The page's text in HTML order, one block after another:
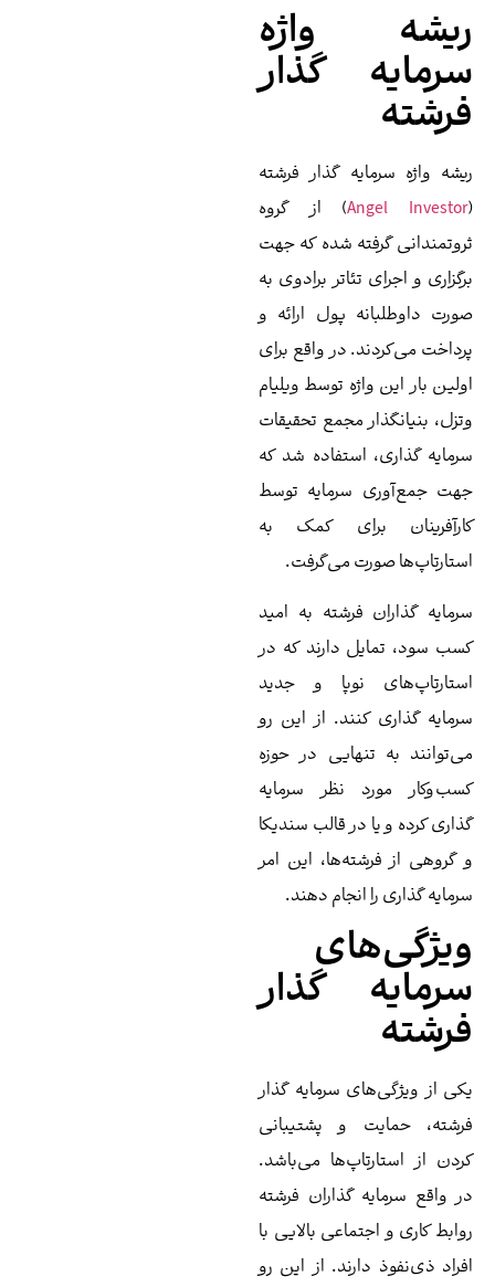
واژه
گذار
واژه سرمایه گذار فرشته
Angel) از گروه
گرفته شده که جهت
و اجرای تئاتر برادوی به
داوطلبانه پول ارائه و
می‌کردند. در واقع برای
بار این واژه توسط ویلیام
بنیانگذار مجمع تحقیقات
‌گذاری، استفاده شد که
جمع‌آوری سرمایه توسط
برای کمک به
صورت می‌گرفت.
گذاران فرشته به امید
سود، تمایل دارند که در
نوپا و جدید
گذاری کنند. از این رو
به تنهایی در حوزه
مورد نظر سرمایه‌
کرده و یا در قالب سندیکا
از فرشته‌ها، این امر
گذاری را انجام دهند.
گذار
از ویژگی‌های سرمایه گذار
حمایت و پشتیبانی
از استارتاپ‌ها می‌باشد.
واقع سرمایه ‌گذاران فرشته
کاری و اجتماعی بالایی با
ذی‌نفوذ دارند. از این رو